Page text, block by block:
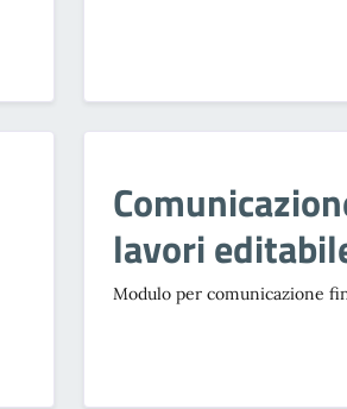
lavori
Modulo per comunicazione